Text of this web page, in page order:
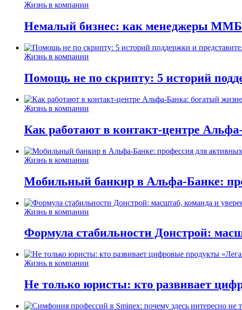
Жизнь в компании
Немалый бизнес: как менеджеры ММБ
Жизнь в компании
Помощь не по скрипту: 5 историй
Жизнь в компании
Как работают в контакт-центре
Жизнь в компании
Мобильный банкир в Альфа-Банке:
Жизнь в компании
Формула стабильности Донстрой:
Жизнь в компании
Не только юристы: кто развивает